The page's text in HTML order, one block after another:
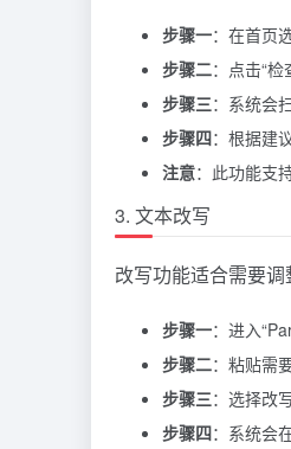
步骤一：在首页
步骤二：点击“检
步骤三：系统会
步骤四：根据建
注意：此功能支
3. 文本改写
改写功能适合需要
步骤一：进入
步骤二：粘贴需
步骤三：选择改
步骤四：系统会